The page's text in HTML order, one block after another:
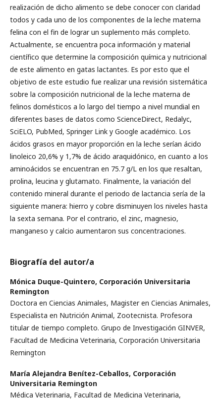
realización de dicho alimento se debe conocer con claridad
todos y cada uno de los componentes de la leche materna
felina con el fin de lograr un suplemento más completo.
Actualmente, se encuentra poca información y material
científico que determine la composición química y nutricional
de este alimento en gatas lactantes. Es por esto que el
objetivo de este estudio fue realizar una revisión sistemática
sobre la composición nutricional de la leche materna de
felinos domésticos a lo largo del tiempo a nivel mundial en
diferentes bases de datos como ScienceDirect, Redalyc,
SciELO, PubMed, Springer Link y Google académico. Los
ácidos grasos en mayor proporción en la leche serían ácido
linoleico 20,6% y 1,7% de ácido araquidónico, en cuanto a los
aminoácidos se encuentran en 75.7 g/L en los que resaltan,
prolina, leucina y glutamato. Finalmente, la variación del
contenido mineral durante el periodo de lactancia sería de la
siguiente manera: hierro y cobre disminuyen los niveles hasta
la sexta semana. Por el contrario, el zinc, magnesio,
manganeso y calcio aumentaron sus concentraciones.
Biografía del autor/a
Mónica Duque-Quintero, Corporación Universitaria
Remington
Doctora en Ciencias Animales, Magister en Ciencias Animales,
Especialista en Nutrición Animal, Zootecnista. Profesora
titular de tiempo completo. Grupo de Investigación GINVER,
Facultad de Medicina Veterinaria, Corporación Universitaria
Remington
María Alejandra Benítez-Ceballos, Corporación
Universitaria Remington
Médica Veterinaria, Facultad de Medicina Veterinaria,